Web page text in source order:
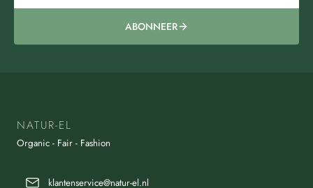
ABONNEER
NATUR-EL
Organic - Fair - Fashion
klantenservice@natur-el.nl